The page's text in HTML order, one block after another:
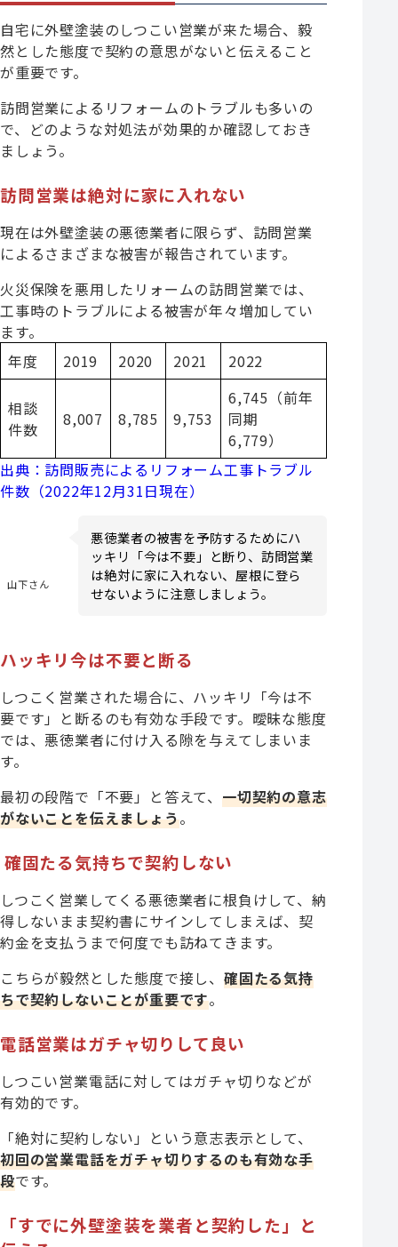
自宅に外壁塗装のしつこい営業が来た場合、毅
然とした態度で契約の意思がないと伝えること
が重要です。
訪問営業によるリフォームのトラブルも多いの
で、どのような対処法が効果的か確認しておき
ましょう。
訪問営業は絶対に家に入れない
現在は外壁塗装の悪徳業者に限らず、訪問営業
によるさまざまな被害が報告されています。
火災保険を悪用したリォームの訪問営業では、
工事時のトラブルによる被害が年々増加してい
ます。
年度
2019 2020 2021 2022
相談
件数
8,007 8,785 9,753
6,745（前年
同期
6,779）
出典：訪問販売によるリフォーム工事トラブル
件数（2022年12月31日現在）
山下さん
悪徳業者の被害を予防するためにハ
ッキリ「今は不要」と断り、訪問営業
は絶対に家に入れない、屋根に登ら
せないように注意しましょう。
ハッキリ今は不要と断る
しつこく営業された場合に、ハッキリ「今は不
要です」と断るのも有効な手段です。曖昧な態度
では、悪徳業者に付け入る隙を与えてしまいま
す。
最初の段階で「不要」と答えて、一切契約の意志
がないことを伝えましょう。
確固たる気持ちで契約しない
しつこく営業してくる悪徳業者に根負けして、納
得しないまま契約書にサインしてしまえば、契
約金を支払うまで何度でも訪ねてきます。
こちらが毅然とした態度で接し、確固たる気持
ちで契約しないことが重要です。
電話営業はガチャ切りして良い
しつこい営業電話に対してはガチャ切りなどが
有効的です。
「絶対に契約しない」という意志表示として、
初回の営業電話をガチャ切りするのも有効な手
段です。
「すでに外壁塗装を業者と契約した」と